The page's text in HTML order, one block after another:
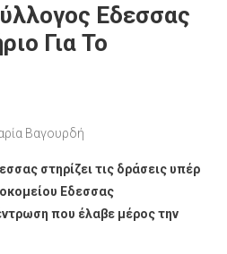
Εδεσσας
Για Το
Βαγουρδή
στηρίζει τις δράσεις υπέρ
Εδεσσας
που έλαβε μέρος την